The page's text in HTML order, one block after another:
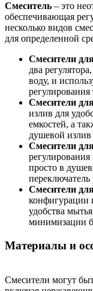
Смеситель – это
обеспечивающая
несколько видов
для определенной
Смесители
два
воду, и
Смесители
излив для
емкостей, а
душевой
Смесители
просто в
Смесители
конфигурации
удобства
минимизации
Материалы и
Смесители могут